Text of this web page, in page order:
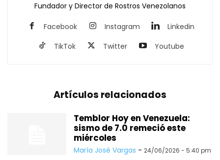
Fundador y Director de Rostros Venezolanos
Facebook Instagram
Linkedin
TikTok
Twitter Youtube
Artículos relacionados
Temblor Hoy en Venezuela:
sismo de 7.0 remeció este
miércoles
María José Vargas - 24/06/2026 - 5:40 pm